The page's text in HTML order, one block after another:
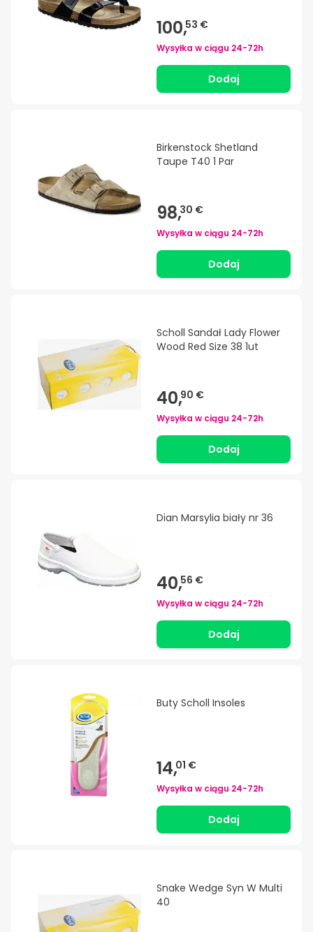
100,53 €
Wysyłka w ciągu 24-72h
Dodaj
Birkenstock Shetland
Taupe T40 1 Par
98,30 €
Wysyłka w ciągu 24-72h
Dodaj
Scholl Sandał Lady Flower
Wood Red Size 38 1ut
40,90 €
Wysyłka w ciągu 24-72h
Dodaj
Dian Marsylia biały nr 36
40,56 €
Wysyłka w ciągu 24-72h
Dodaj
Buty Scholl Insoles
14,01 €
Wysyłka w ciągu 24-72h
Dodaj
Snake Wedge Syn W Multi
40